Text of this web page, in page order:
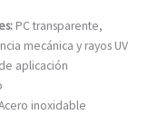
PC transparente,
mecánica y rayos UV
aplicación
inoxidable